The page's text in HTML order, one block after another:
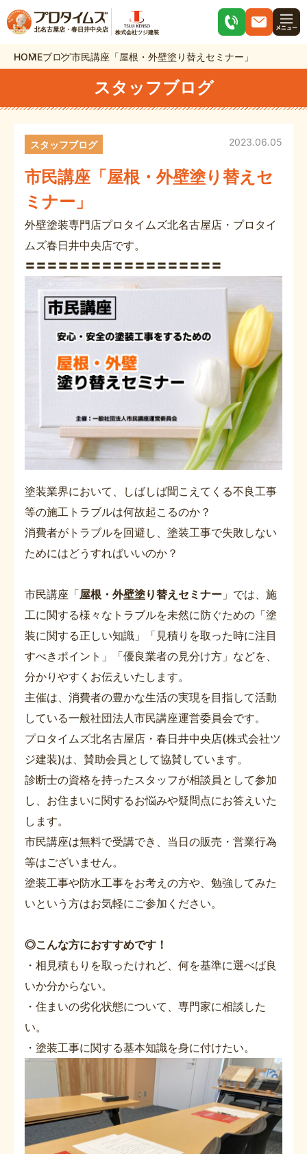
北名古屋店・春日井中央店 株式会社ツジ建装
HOMEブログ市民講座「屋根・外壁塗り替えセミナー」
スタッフブログ
市民講座「屋根・外壁塗り替えセ
ミナー」
2023.06.05
スタッフブログ
外壁塗装専門店プロタイムズ北名古屋店・プロタイ
ムズ春日井中央店です。
塗装業界において、しばしば聞こえてくる不良工事
等の施工トラブルは何故起こるのか？
消費者がトラブルを回避し、塗装工事で失敗しない
ためにはどうすればいいのか？
市民講座「屋根・外壁塗り替えセミナー 」では、施
工に関する様々なトラブルを未然に防ぐための「塗
装に関する正しい知識」「見積りを取った時に注目
すべきポイント」「優良業者の見分け方」などを、
分かりやすくお伝えいたします。
主催は、消費者の豊かな生活の実現を目指して活動
している一般社団法人市民講座運営委員会です。
プロタイムズ北名古屋店・春日井中央店(株式会社ツ
ジ建装)は、賛助会員として協賛しています。
診断士の資格を持ったスタッフが相談員として参加
し、お住まいに関するお悩みや疑問点にお答えいた
します。
市民講座は無料で受講でき、当日の販売・営業行為
等はございません。
塗装工事や防水工事をお考えの方や、勉強してみた
いという方はお気軽にご参加ください。
◎こんな方におすすめです！
・相見積もりを取ったけれど、何を基準に選べば良
いか分からない。
・住まいの劣化状態について、専門家に相談した
い。
・塗装工事に関する基本知識を身に付けたい。